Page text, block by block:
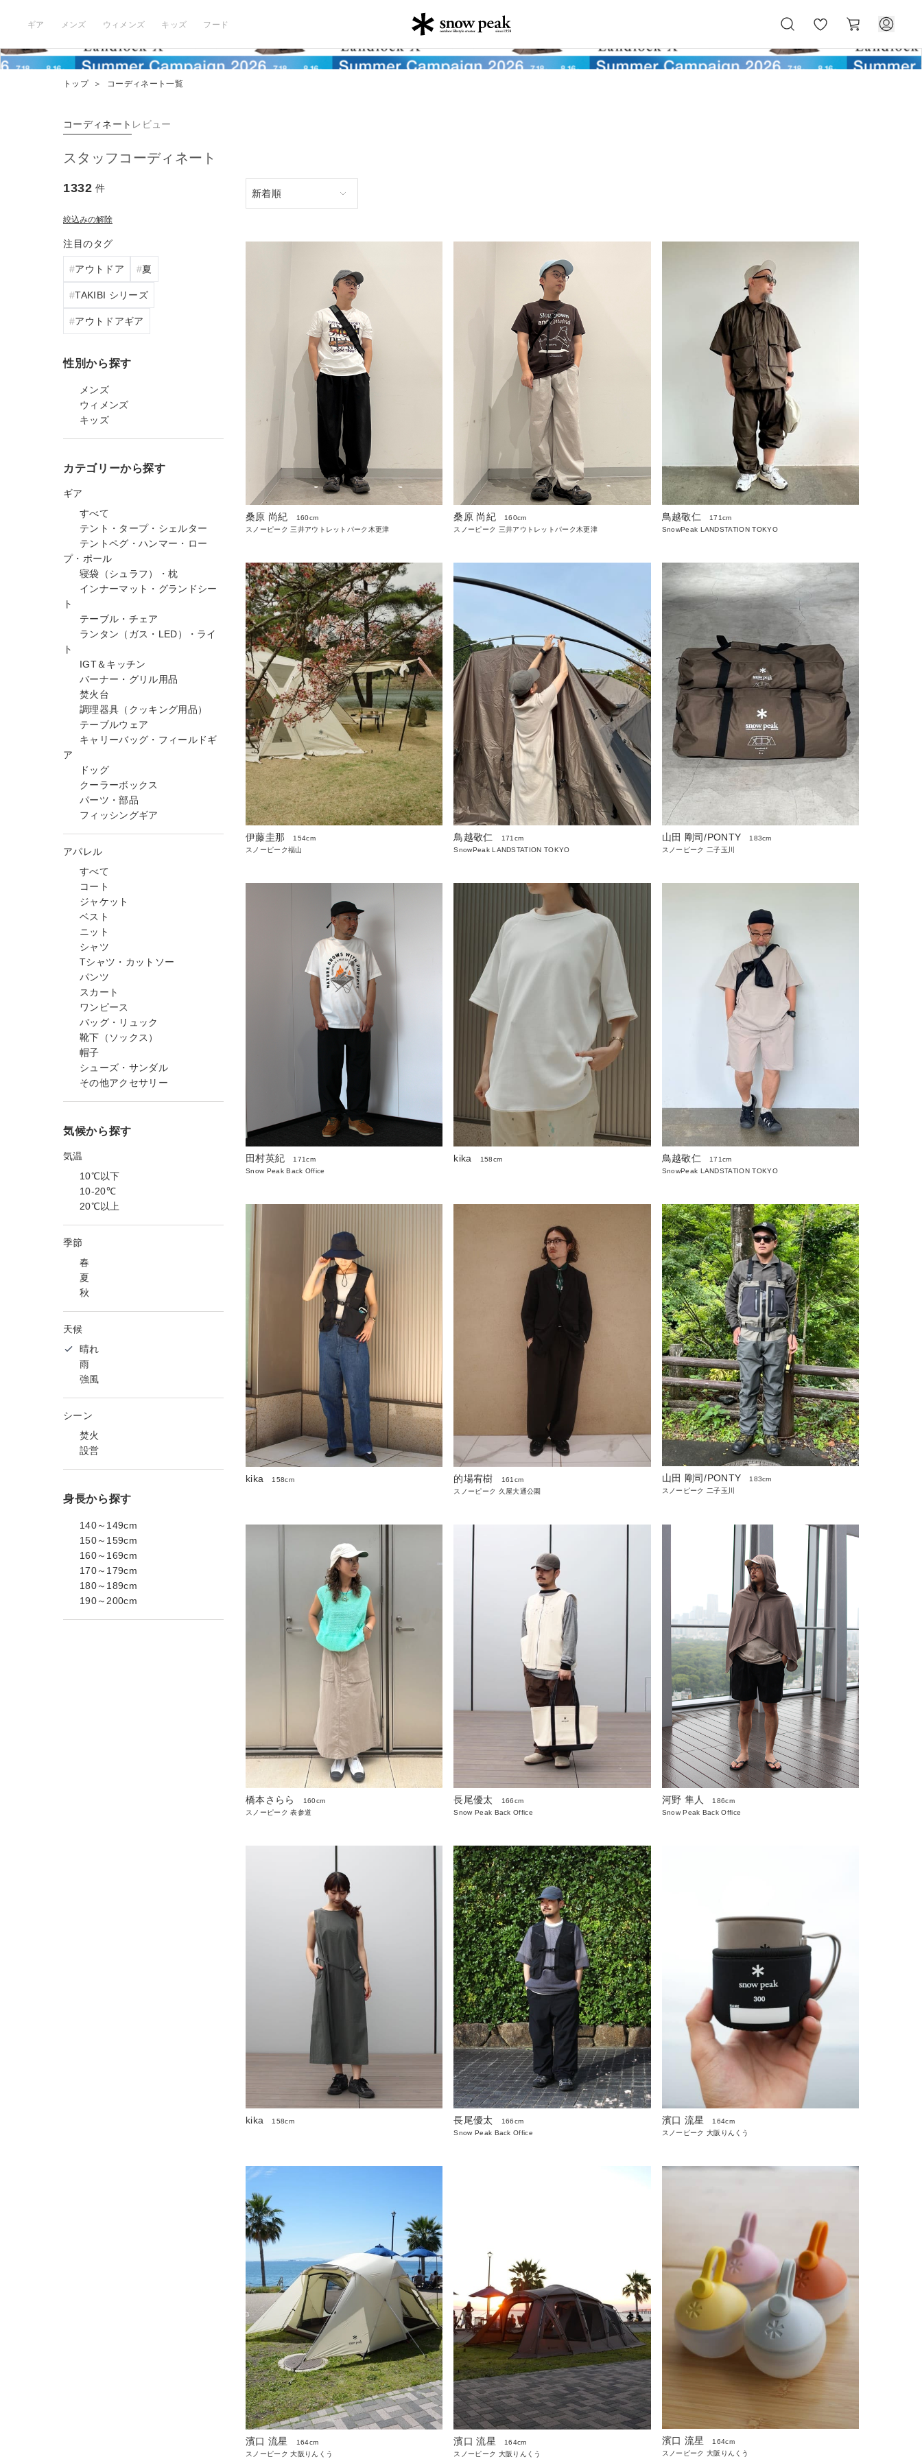
ギア メンズ ウィメンズ キッズ フード
気
に
ー
ト
トップ ＞ コーディネート一覧
コーディネート レビュー
スタッフコーディネート
1332 件
絞込みの解除
注目のタグ
アウトドア 夏
TAKIBI シリーズ
アウトドアギア
性別から探す
メンズ
ウィメンズ
キッズ
カテゴリーから探す
ギア
すべて
テント・タープ・シェルター
テントペグ・ハンマー・ロー
プ・ポール
寝袋（シュラフ）・枕
インナーマット・グランドシー
ト
テーブル・チェア
ランタン（ガス・LED）・ライ
ト
IGT＆キッチン
バーナー・グリル用品
焚火台
調理器具（クッキング用品）
テーブルウェア
キャリーバッグ・フィールドギ
ア
ドッグ
クーラーボックス
パーツ・部品
フィッシングギア
アパレル
すべて
コート
ジャケット
ベスト
ニット
シャツ
Tシャツ・カットソー
パンツ
スカート
ワンピース
バッグ・リュック
靴下（ソックス）
帽子
シューズ・サンダル
その他アクセサリー
気候から探す
気温
10℃以下
10-20℃
20℃以上
季節
春
夏
秋
天候
晴れ
雨
強風
シーン
焚火
設営
身長から探す
140～149cm
150～159cm
160～169cm
170～179cm
180～189cm
190～200cm
桑原 尚紀
160cm
スノーピーク 三井アウトレットパーク木更津
桑原 尚紀
160cm
スノーピーク 三井アウトレットパーク木更津
鳥越敬仁
171cm
SnowPeak LANDSTATION TOKYO
伊藤圭那
154cm
スノーピーク福山
鳥越敬仁
171cm
SnowPeak LANDSTATION TOKYO
山田 剛司/PONTY
183cm
スノーピーク 二子玉川
田村英紀
171cm
Snow Peak Back Office
kika 158cm 鳥越敬仁
171cm
SnowPeak LANDSTATION TOKYO
kika 158cm 的場宥樹
161cm
スノーピーク 久屋大通公園
山田 剛司/PONTY
183cm
スノーピーク 二子玉川
橋本さらら
160cm
スノーピーク 表参道
長尾優太
166cm
Snow Peak Back Office
河野 隼人
186cm
Snow Peak Back Office
kika 158cm 長尾優太
166cm
Snow Peak Back Office
濱口 流星
164cm
スノーピーク 大阪りんくう
濱口 流星
164cm
スノーピーク 大阪りんくう
濱口 流星
164cm
スノーピーク 大阪りんくう
濱口 流星
164cm
スノーピーク 大阪りんくう